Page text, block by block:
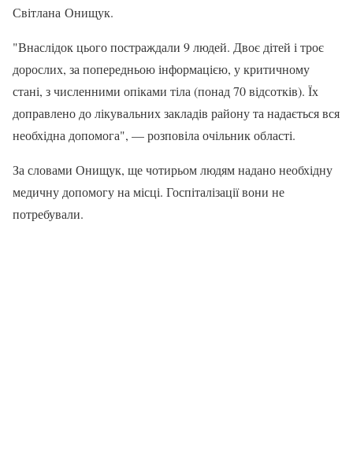
Світлана Онищук.
"Внаслідок цього постраждали 9 людей. Двоє дітей і троє
дорослих, за попередньою інформацією, у критичному
стані, з численними опіками тіла (понад 70 відсотків). Їх
доправлено до лікувальних закладів району та надається вся
необхідна допомога", — розповіла очільник області.
За словами Онищук, ще чотирьом людям надано необхідну
медичну допомогу на місці. Госпіталізації вони не
потребували.